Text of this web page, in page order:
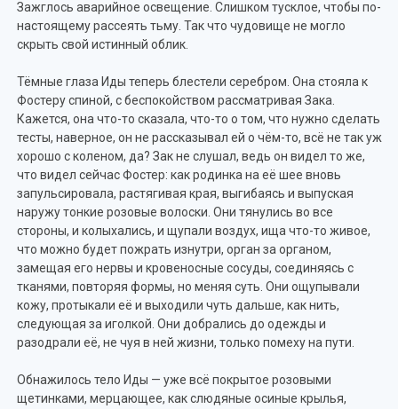
Зажглось аварийное освещение. Слишком тусклое, чтобы по-
настоящему рассеять тьму. Так что чудовище не могло
скрыть свой истинный облик.
Тёмные глаза Иды теперь блестели серебром. Она стояла к
Фостеру спиной, с беспокойством рассматривая Зака.
Кажется, она что-то сказала, что-то о том, что нужно сделать
тесты, наверное, он не рассказывал ей о чём-то, всё не так уж
хорошо с коленом, да? Зак не слушал, ведь он видел то же,
что видел сейчас Фостер: как родинка на её шее вновь
запульсировала, растягивая края, выгибаясь и выпуская
наружу тонкие розовые волоски. Они тянулись во все
стороны, и колыхались, и щупали воздух, ища что-то живое,
что можно будет пожрать изнутри, орган за органом,
замещая его нервы и кровеносные сосуды, соединяясь с
тканями, повторяя формы, но меняя суть. Они ощупывали
кожу, протыкали её и выходили чуть дальше, как нить,
следующая за иголкой. Они добрались до одежды и
разодрали её, не чуя в ней жизни, только помеху на пути.
Обнажилось тело Иды — уже всё покрытое розовыми
щетинками, мерцающее, как слюдяные осиные крылья,